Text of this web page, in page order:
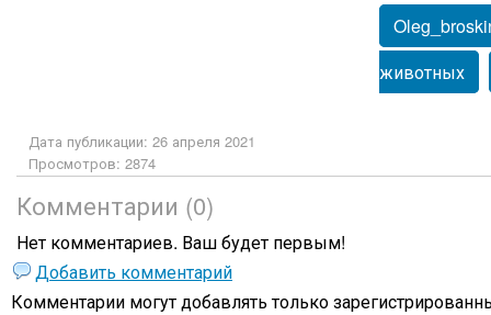
животных
Дата публикации: 26 апреля 2021
Просмотров: 2874
Комментарии (0)
Нет комментариев. Ваш будет первым!
Добавить комментарий
Комментарии могут добавлять только